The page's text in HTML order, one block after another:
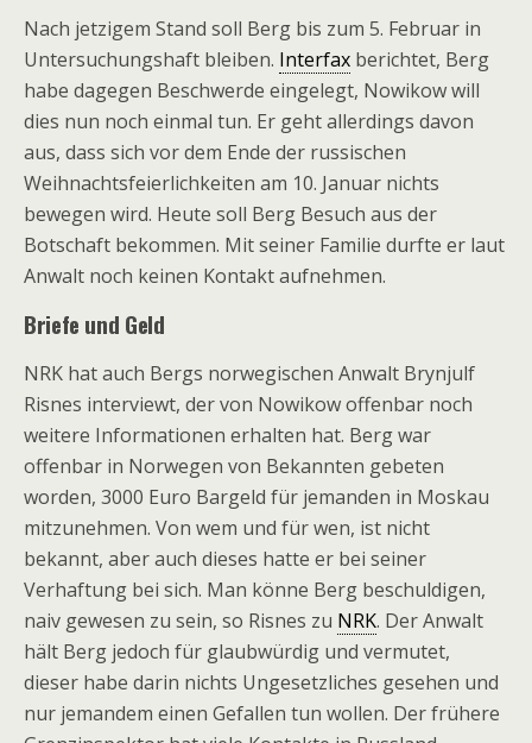
Nach jetzigem Stand soll Berg bis zum 5. Februar in
Untersuchungshaft bleiben. Interfax berichtet, Berg
habe dagegen Beschwerde eingelegt, Nowikow will
dies nun noch einmal tun. Er geht allerdings davon
aus, dass sich vor dem Ende der russischen
Weihnachtsfeierlichkeiten am 10. Januar nichts
bewegen wird. Heute soll Berg Besuch aus der
Botschaft bekommen. Mit seiner Familie durfte er laut
Anwalt noch keinen Kontakt aufnehmen.
Briefe und Geld
NRK hat auch Bergs norwegischen Anwalt Brynjulf
Risnes interviewt, der von Nowikow offenbar noch
weitere Informationen erhalten hat. Berg war
offenbar in Norwegen von Bekannten gebeten
worden, 3000 Euro Bargeld für jemanden in Moskau
mitzunehmen. Von wem und für wen, ist nicht
bekannt, aber auch dieses hatte er bei seiner
Verhaftung bei sich. Man könne Berg beschuldigen,
naiv gewesen zu sein, so Risnes zu NRK. Der Anwalt
hält Berg jedoch für glaubwürdig und vermutet,
dieser habe darin nichts Ungesetzliches gesehen und
nur jemandem einen Gefallen tun wollen. Der frühere